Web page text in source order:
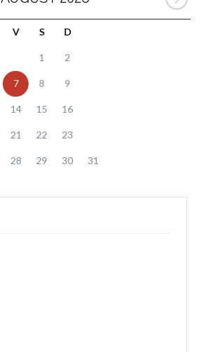
V S D
1 2
7 8 9
14 15 16
21 22 23
28 29 30 31